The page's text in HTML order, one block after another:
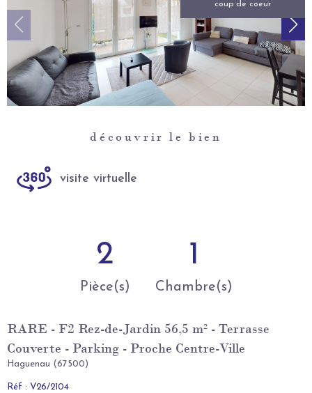
coup de coeur
découvrir le bien
visite virtuelle
2
Pièce(s)
1
Chambre(s)
RARE - F2 Rez-de-Jardin 56,5 m² - Terrasse
Couverte - Parking - Proche Centre-Ville
Haguenau (67500)
Réf : V26/2104